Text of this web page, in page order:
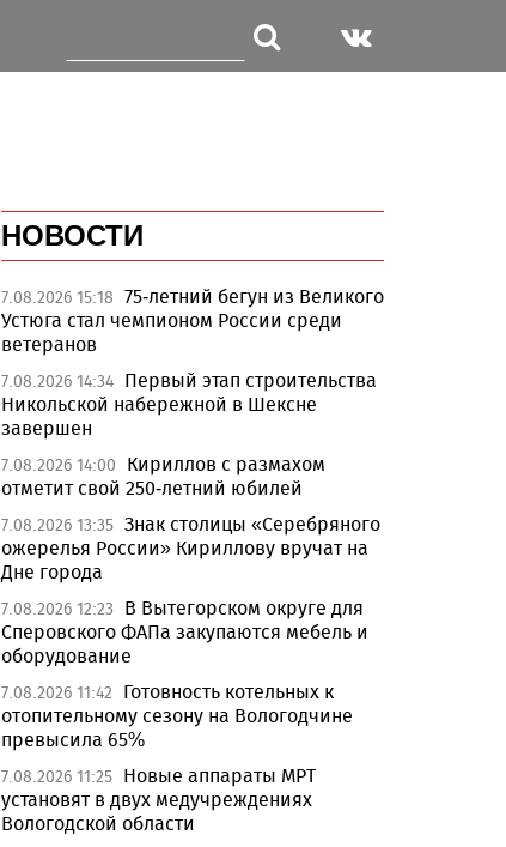
НОВОСТИ
7.08.2026 15:18 75-летний бегун из Великого
Устюга стал чемпионом России среди
ветеранов
7.08.2026 14:34 Первый этап строительства
Никольской набережной в Шексне
завершен
7.08.2026 14:00
Кириллов с размахом
отметит свой 250-летний юбилей
7.08.2026 13:35 Знак столицы «Серебряного
ожерелья России» Кириллову вручат на
Дне города
7.08.2026 12:23
В Вытегорском округе для
Сперовского ФАПа закупаются мебель и
оборудование
7.08.2026 11:42
Готовность котельных к
отопительному сезону на Вологодчине
превысила 65%
7.08.2026 11:25 Новые аппараты МРТ
установят в двух медучреждениях
Вологодской области